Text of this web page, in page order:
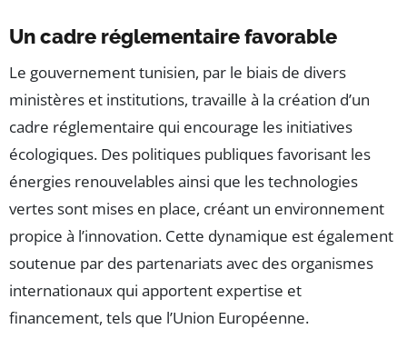
Un cadre réglementaire favorable
Le gouvernement tunisien, par le biais de divers
ministères et institutions, travaille à la création d’un
cadre réglementaire qui encourage les initiatives
écologiques. Des politiques publiques favorisant les
énergies renouvelables ainsi que les technologies
vertes sont mises en place, créant un environnement
propice à l’innovation. Cette dynamique est également
soutenue par des partenariats avec des organismes
internationaux qui apportent expertise et
financement, tels que l’Union Européenne.